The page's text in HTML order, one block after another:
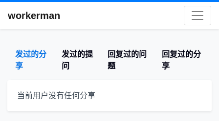
workerman
发过的分
享
发过的提
问
回复过的问
题
回复过的分
享
当前用户没有任何分享